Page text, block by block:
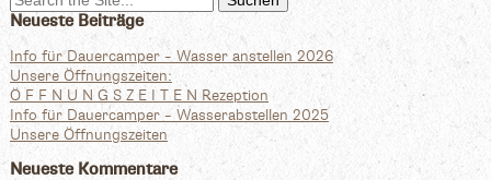
for:
Neueste Beiträge
Info für Dauercamper – Wasser anstellen 2026
Unsere Öffnungszeiten:
Ö F F N U N G S Z E I T E N Rezeption
Info für Dauercamper – Wasserabstellen 2025
Unsere Öffnungszeiten
Neueste Kommentare